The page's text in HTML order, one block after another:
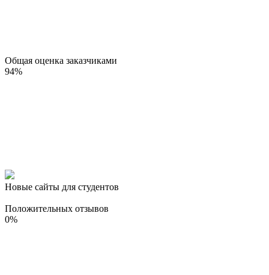
Общая оценка заказчиками
94%
Новые сайты для студентов
Положительных отзывов
0%